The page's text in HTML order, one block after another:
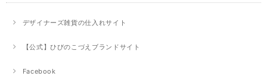
デザイナーズ雑貨の仕入れサイト
【公式】ひびのこづえブランドサイト
Facebook